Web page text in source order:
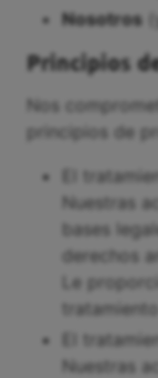
Nosotros
Principios
Nos
principios de
El
Nuestras
bases
derechos
Le
El
Nuestras